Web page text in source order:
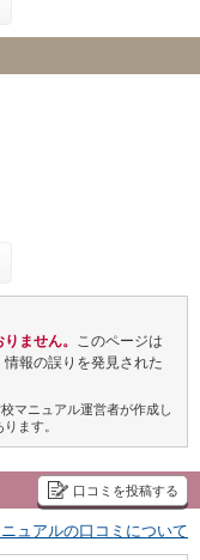
がかかります。
。詳しくはお問い合わ
免除）
ません。 このページは
報の誤りを発見された
マニュアル運営者が作成し
ます。
口コミを投稿する
ュアルの口コミについて